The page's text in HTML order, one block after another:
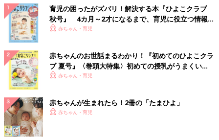
育児の困ったがズバリ！解決する本『ひよこクラブ
秋号』 4カ月～2才になるまで、育児に役立つ情報が
いっぱい！
赤ちゃん・育児
赤ちゃんのお世話まるわかり！『初めてのひよこクラ
ブ 夏号』〈巻頭大特集〉初めての授乳がうまくい
く！ おっぱい・ミルクの基本と夏のトラブル 解決テ
赤ちゃん・育児
赤ちゃんが生まれたら！2冊の「たまひよ」
赤ちゃん・育児